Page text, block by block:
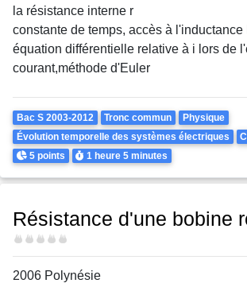
la résistance interne r
constante de temps, accès à l'inductance
équation différentielle relative à i lors de
courant,méthode d'Euler
Theme
Bac S 2003-2012 Tronc commun
Physique
Évolution temporelle des systèmes électriques
Points
5 points Durée
1 heure5 minutes
Résistance d'une bobine
Difficulté
2006 Polynésie